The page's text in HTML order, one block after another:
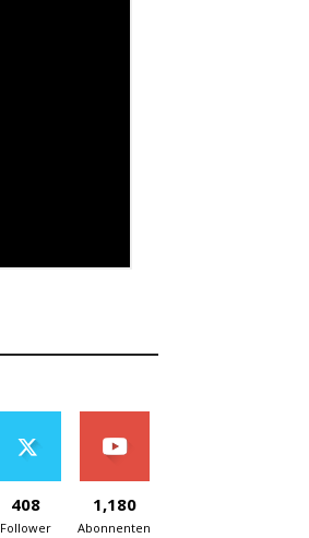
408
Follower
1,180
Abonnenten